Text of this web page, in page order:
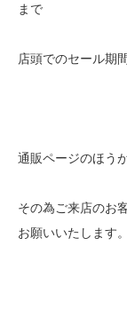
まで
店頭でのセール期
通販ページのほう
その為ご来店のお
お願いいたします。